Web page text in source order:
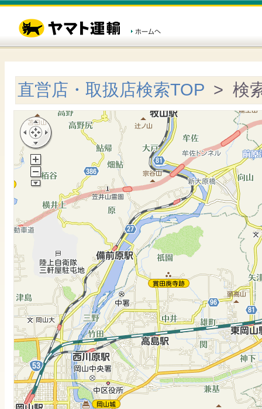
直営店・取扱店検索TOP > 検